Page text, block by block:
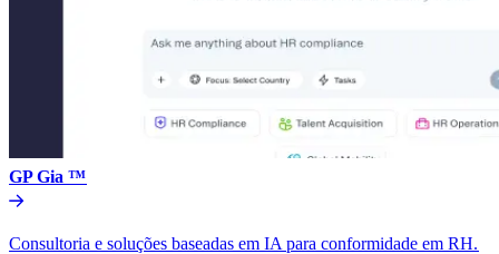
GP Gia ™​​
Consultoria e soluções baseadas em IA para conformidade em RH.​​